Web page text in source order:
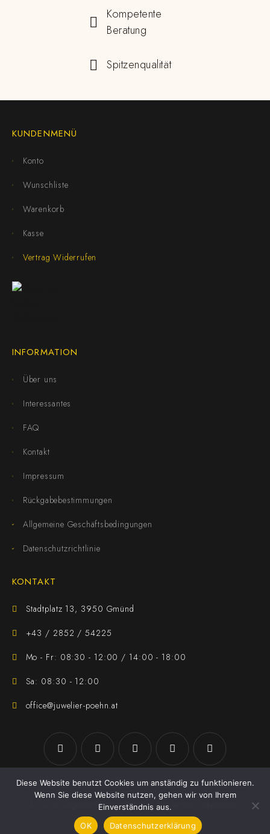
Kompetente
Beratung
Spitzenqualität
KUNDENMENÜ
Konto
Wunschliste
Warenkorb
Kasse
Vertrag Widerrufen
INFORMATION
Über uns
Interessantes
FAQ
Kontakt
Impressum
Rückgabebestimmungen
Allgemeine Geschäftsbedingungen
Datenschutzrichtlinie
KONTAKT
Stadtplatz 13, 3950 Gmünd
+43 / 2852 / 54225
Mo - Fr: 08:30 - 12:00 / 14:00 - 18:00
Sa: 08:30 - 12:00
office@juwelier-poehn.at
© 2026 umgesetzt durchJezek Jan. Alle Rechte vorbehalten
Diese Website benutzt Cookies um anständig zu funktionieren.
Wenn Sie diese Website nutzen, gehen wir von Ihrem
Einverständnis aus.
OK
Datenschutzerklärung